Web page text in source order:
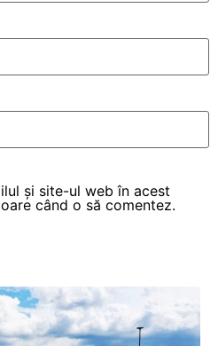
și site-ul web în acest
când o să comentez.